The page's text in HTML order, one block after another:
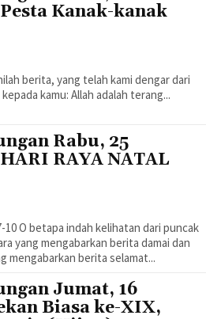
Kanak-kanak
kamu: Allah adalah terang...
Rabu, 25
RAYA NATAL
puncak
yang mengabarkan berita damai dan
kabar baik; yang mengabarkan berita selamat...
Jumat, 16
Biasa ke-XIX,